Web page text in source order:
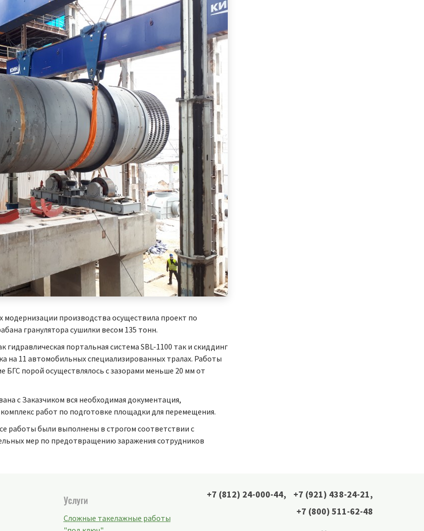
модернизации производства осуществила проект по
гранулятора сушилки весом 135 тонн.
портальная система SBL-1100 так и скиддинг
на 11 автомобильных специализированных тралах. Работы
БГС порой осуществлялось с зазорами меньше 20 мм от
с Заказчиком вся необходимая документация,
работ по подготовке площадки для перемещения.
работы были выполнены в строгом соответствии с
мер по предотвращению заражения сотрудников
Услуги
Сложные такелажные работы
+7 (812) 24-000-44, +7 (921) 438-24-21,
+7 (800) 511-62-48